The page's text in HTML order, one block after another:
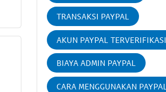
TRANSAKSI PAYPAL
AKUN PAYPAL TERVERIFIKASI
BIAYA ADMIN PAYPAL
CARA MENGGUNAKAN PAYPAL